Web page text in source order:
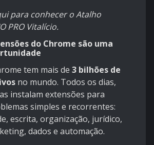
para conhecer o Atalho
PRO Vitalício.
do Chrome são uma
tem mais de 3 bilhões de
no mundo. Todos os dias,
instalam extensões para
simples e recorrentes:
escrita, organização, jurídico,
dados e automação.